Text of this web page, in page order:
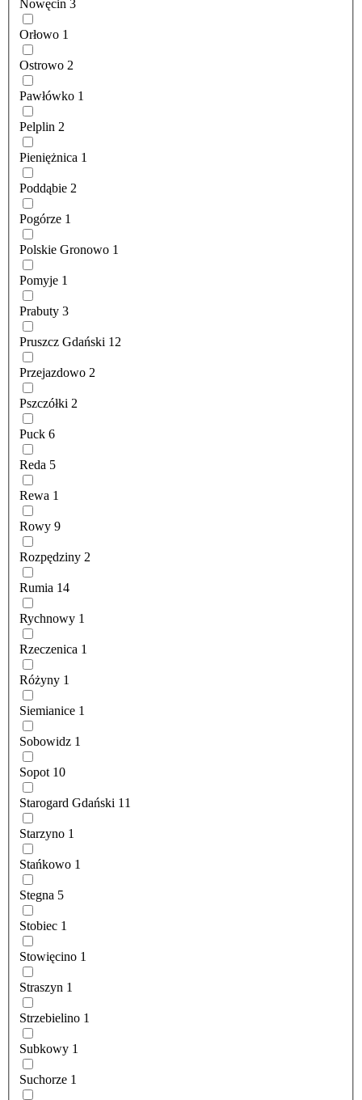
Nowęcin 3
Orłowo 1
Ostrowo 2
Pawłówko 1
Pelplin 2
Pieniężnica 1
Poddąbie 2
Pogórze 1
Polskie Gronowo 1
Pomyje 1
Prabuty 3
Pruszcz Gdański 12
Przejazdowo 2
Pszczółki 2
Puck 6
Reda 5
Rewa 1
Rowy 9
Rozpędziny 2
Rumia 14
Rychnowy 1
Rzeczenica 1
Różyny 1
Siemianice 1
Sobowidz 1
Sopot 10
Starogard Gdański 11
Starzyno 1
Stańkowo 1
Stegna 5
Stobiec 1
Stowięcino 1
Straszyn 1
Strzebielino 1
Subkowy 1
Suchorze 1